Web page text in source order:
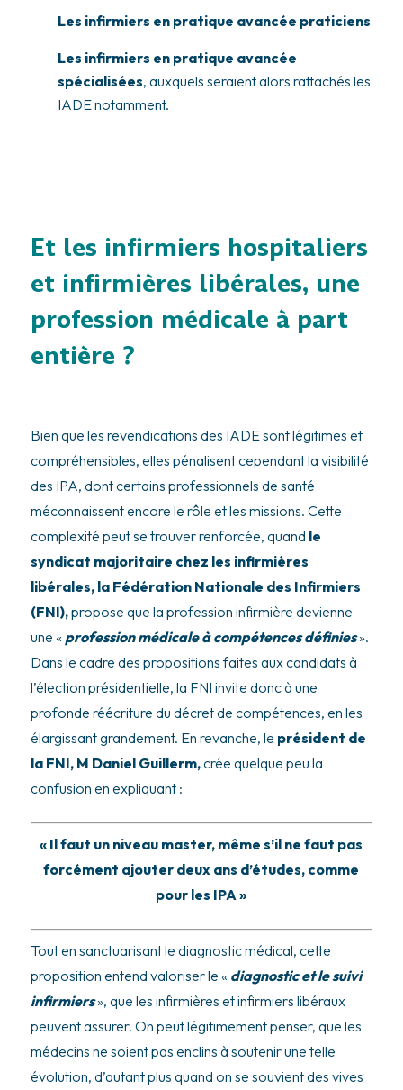
Les infirmiers en pratique avancée praticiens
Les infirmiers en pratique avancée
spécialisées, auxquels seraient alors rattachés les
IADE notamment.
Et les infirmiers hospitaliers
et infirmières libérales, une
profession médicale à part
entière ?
Bien que les revendications des IADE sont légitimes et
compréhensibles, elles pénalisent cependant la visibilité
des IPA, dont certains professionnels de santé
méconnaissent encore le rôle et les missions. Cette
complexité peut se trouver renforcée, quand le
syndicat majoritaire chez les infirmières
libérales, la Fédération Nationale des Infirmiers
(FNI),propose que la profession infirmière devienne
une « profession médicale à compétences définies».
Dans le cadre des propositions faites aux candidats à
l’élection présidentielle, la FNI invite donc à une
profonde réécriture du décret de compétences, en les
élargissant grandement. En revanche, le président de
la FNI, M Daniel Guillerm,crée quelque peu la
confusion en expliquant :
« Il faut un niveau master, même s’il ne faut pas
forcément ajouter deux ans d’études, comme
pour les IPA »
Tout en sanctuarisant le diagnostic médical, cette
proposition entend valoriser le « diagnostic et le suivi
infirmiers», que les infirmières et infirmiers libéraux
peuvent assurer. On peut légitimement penser, que les
médecins ne soient pas enclins à soutenir une telle
évolution, d’autant plus quand on se souvient des vives